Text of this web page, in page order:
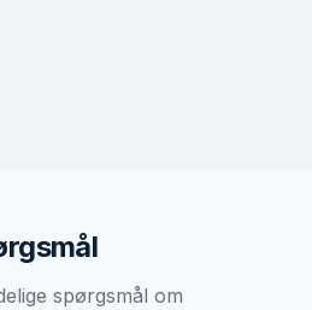
spørgsmål om